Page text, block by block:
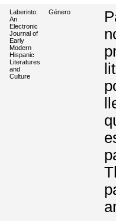
Laberinto:
An
Electronic
Journal of
Early
Modern
Hispanic
Literatures
and
Culture
Género